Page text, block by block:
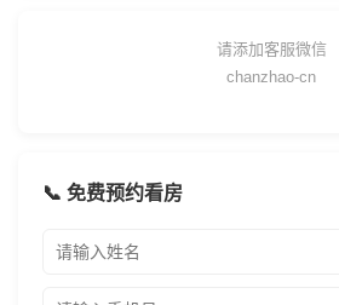
请添加客服微信
chanzhao-cn
📞 免费预约看房